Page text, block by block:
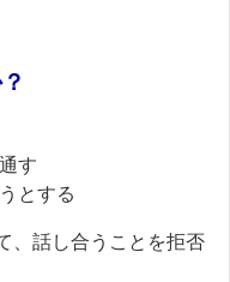
す
とする
、話し合うことを拒否